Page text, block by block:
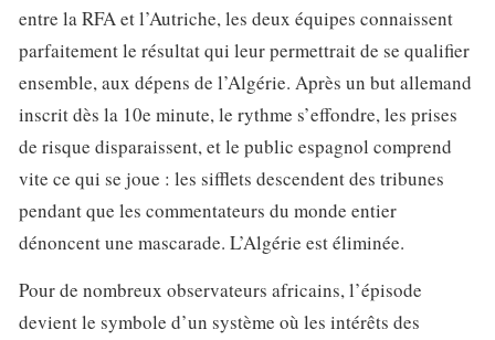
entre la RFA et l’Autriche, les deux équipes connaissent
parfaitement le résultat qui leur permettrait de se qualifier
ensemble, aux dépens de l’Algérie. Après un but allemand
inscrit dès la 10e minute, le rythme s’effondre, les prises
de risque disparaissent, et le public espagnol comprend
vite ce qui se joue : les sifflets descendent des tribunes
pendant que les commentateurs du monde entier
dénoncent une mascarade. L’Algérie est éliminée.
Pour de nombreux observateurs africains, l’épisode
devient le symbole d’un système où les intérêts des